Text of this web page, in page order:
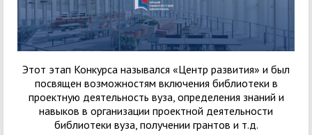
Этот этап Конкурса назывался «Центр развития» и был
посвящен возможностям включения библиотеки в
проектную деятельность вуза, определения знаний и
навыков в организации проектной деятельности
библиотеки вуза, получении грантов и т.д.